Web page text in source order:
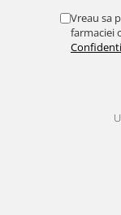
Vreau sa
farmaciei